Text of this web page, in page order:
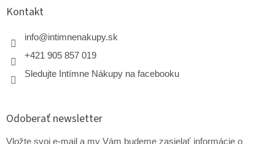
Kontakt
info@intimnenakupy.sk
+421 905 857 019
Sledujte Intímne Nákupy na facebooku
Odoberať newsletter
Vložte svoj e-mail a my Vám budeme zasielať informácie o